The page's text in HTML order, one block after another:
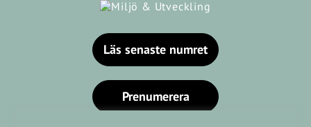
Läs senaste numret
Prenumerera